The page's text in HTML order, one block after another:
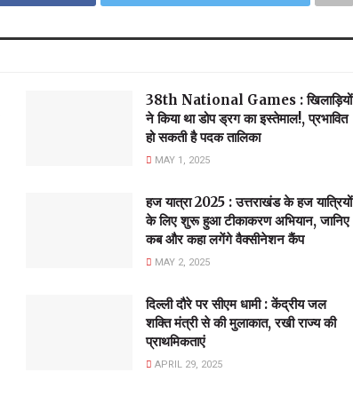
38th National Games : खिलाड़ियों
ने किया था डोप ड्रग का इस्तेमाल!, प्रभावित
हो सकती है पदक तालिका
MAY 1, 2025
हज यात्रा 2025 : उत्तराखंड के हज यात्रियों
के लिए शुरू हुआ टीकाकरण अभियान, जानिए
कब और कहा लगेंगे वैक्सीनेशन कैंप
MAY 2, 2025
दिल्ली दौरे पर सीएम धामी : केंद्रीय जल
शक्ति मंत्री से की मुलाकात, रखी राज्य की
प्राथमिकताएं
APRIL 29, 2025